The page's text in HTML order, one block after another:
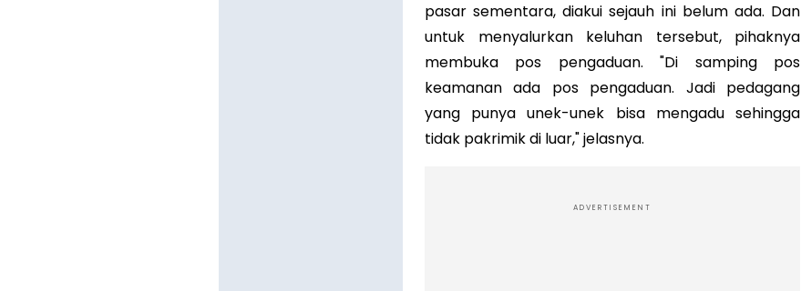
pasar sementara, diakui sejauh ini belum ada. Dan
untuk menyalurkan keluhan tersebut, pihaknya
membuka pos pengaduan. "Di samping pos
keamanan ada pos pengaduan. Jadi pedagang
yang punya unek-unek bisa mengadu sehingga
tidak pakrimik di luar," jelasnya.
ADVERTISEMENT